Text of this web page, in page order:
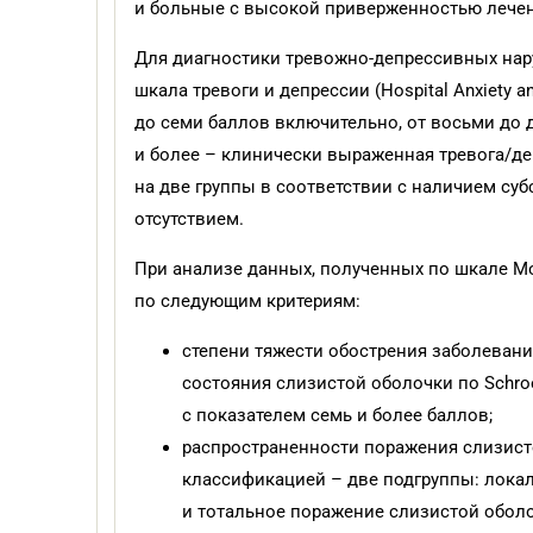
и больные с высокой приверженностью
Для диагностики тревожно-депрессивных
шкала тревоги и депрессии (Hospital Anxiety
до семи баллов включительно, от восьми до
и более – клинически выраженная тревога/
на две группы в соответствии с наличием
отсутствием.
При анализе данных, полученных по шкале
по следующим критериям:
степени тяжести обострения
состояния слизистой оболочки по
с показателем семь и более баллов;
распространенности поражения
классификацией – две подгруппы:
и тотальное поражение слизистой